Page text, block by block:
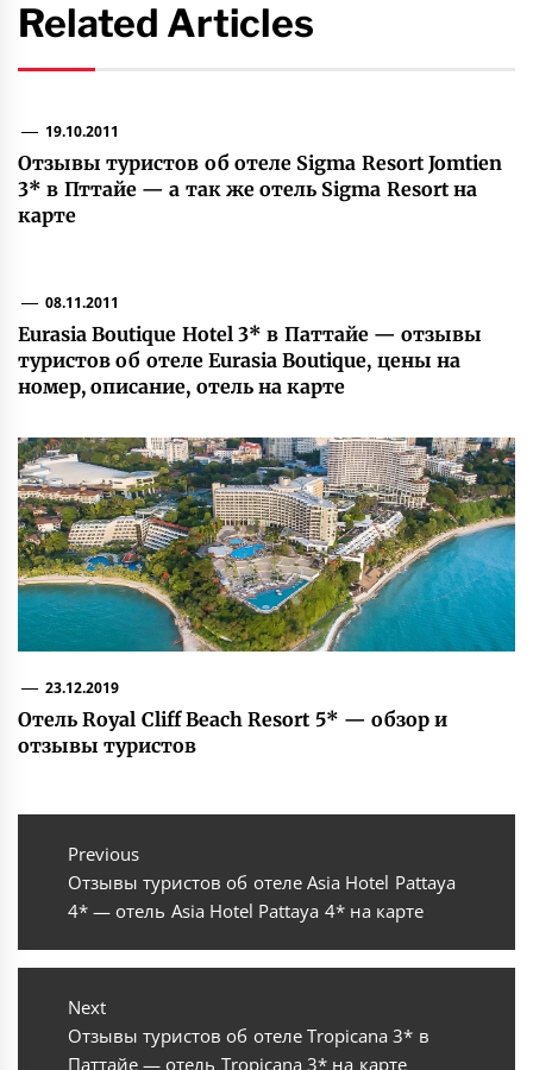
Related Articles
19.10.2011
Отзывы туристов об отеле Sigma Resort Jomtien
3* в Пттайе — а так же отель Sigma Resort на
карте
08.11.2011
Eurasia Boutique Hotel 3* в Паттайе — отзывы
туристов об отеле Eurasia Boutique, цены на
номер, описание, отель на карте
23.12.2019
Отель Royal Cliff Beach Resort 5* — обзор и
отзывы туристов
Навигация
записям
Previous
Previous
post:
Отзывы туристов об отеле Asia Hotel Pattaya
4* — отель Asia Hotel Pattaya 4* на карте
Next
Next
post:
Отзывы туристов об отеле Tropicana 3* в
Паттайе — отель Tropicana 3* на карте